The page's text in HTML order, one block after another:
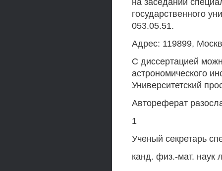
на заседании
государственного
053.05.51.
Адрес: 119899,
С диссертацией
астрономического
Университетский
Автореферат
1
Ученый секретарь
канд. физ.-мат.